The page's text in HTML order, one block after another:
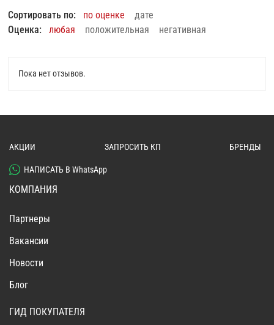
Сортировать по: по оценке
дате
Оценка:
любая положительная негативная
Пока нет отзывов.
АКЦИИ ЗАПРОСИТЬ КП БРЕНДЫ
НАПИСАТЬ В WhatsApp
КОМПАНИЯ
Партнеры
Вакансии
Новости
Блог
ГИД ПОКУПАТЕЛЯ